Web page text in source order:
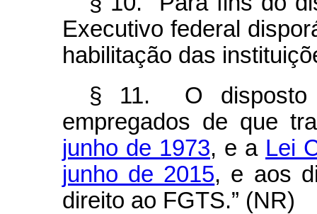
Executivo federal
habilitação das
§ 11. O disposto
empregados de que
junho de 1973, e a Lei
junho de 2015, e aos
direito ao FGTS.” (NR)